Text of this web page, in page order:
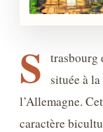
S
trasbourg
située à
l’Allemagne.
caractère